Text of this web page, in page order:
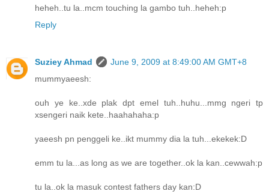
heheh..tu la..mcm touching la gambo tuh..heheh:p
Reply
Suziey Ahmad
June 9, 2009 at 8:49:00 AM GMT+8
mummyaeesh:
ouh ye ke..xde plak dpt emel tuh..huhu...mmg ngeri tp
xsengeri naik kete..haahahaha:p
yaeesh pn penggeli ke..ikt mummy dia la tuh...ekekek:D
emm tu la...as long as we are together..ok la kan..cewwah:p
tu la..ok la masuk contest fathers day kan:D